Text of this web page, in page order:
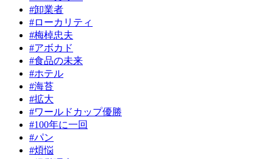
#卸業者
#ローカリティ
#梅棹忠夫
#アボカド
#食品の未来
#ホテル
#海苔
#拡大
#ワールドカップ優勝
#100年に一回
#パン
#煩悩